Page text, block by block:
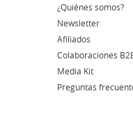
¿Quiénes somos?
Newsletter
Afiliados
Colaboraciones
Media Kit
Preguntas